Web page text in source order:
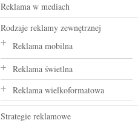
Reklama w mediach
Rodzaje reklamy zewnętrznej
Reklama mobilna
Reklama świetlna
Reklama wielkoformatowa
Strategie reklamowe